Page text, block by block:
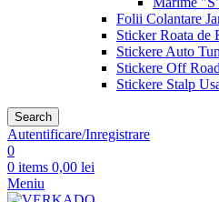
Folii Colantare
Sticker Roata de
Stickere Auto
Stickere Off Road
Stickere Stalp
Search
Autentificare/Inregistrare
0
0 items 0,00 lei
Meniu